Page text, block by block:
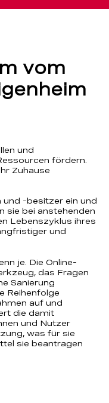
vom
und
fördern.
Zuhause
und -besitzer ein und
sie bei anstehenden
Lebenszyklus ihres
und
je. Die Online-
das Fragen
Sanierung
Reihenfolge
auf und
die damit
und Nutzer
was für sie
sie beantragen